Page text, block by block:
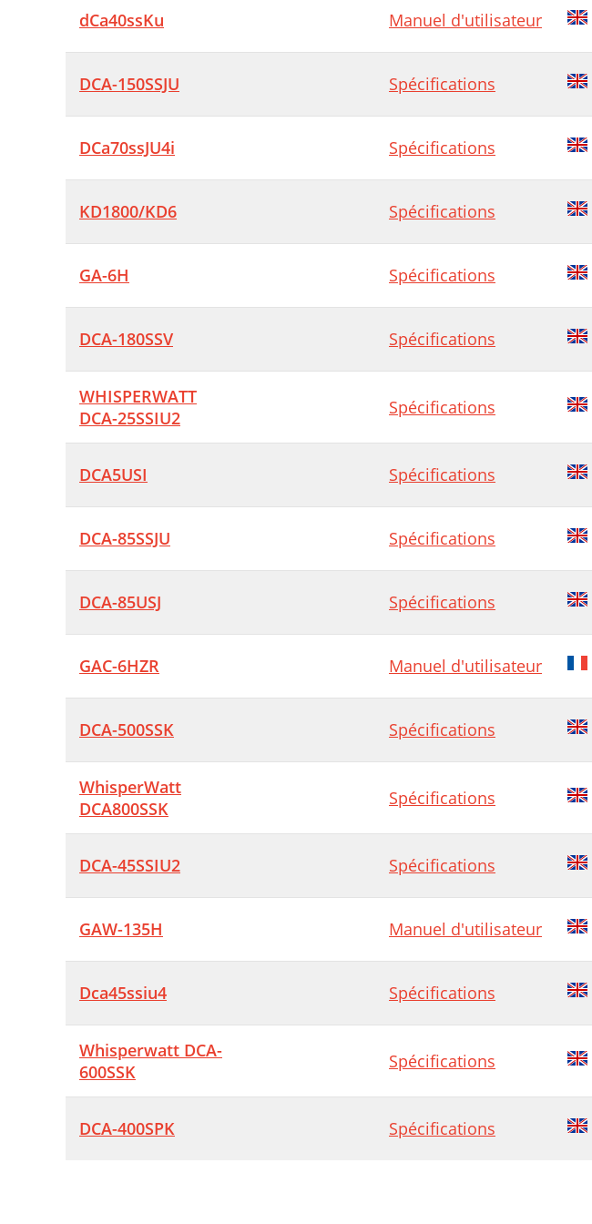
dCa40ssKu Manuel d'utilisateur
DCA-150SSJU Spécifications
DCa70ssJU4i Spécifications
KD1800/KD6 Spécifications
GA-6H Spécifications
DCA-180SSV Spécifications
WHISPERWATT
DCA-25SSIU2
Spécifications
DCA5USI Spécifications
DCA-85SSJU Spécifications
DCA-85USJ Spécifications
GAC-6HZR Manuel d'utilisateur
DCA-500SSK Spécifications
WhisperWatt
DCA800SSK
Spécifications
DCA-45SSIU2 Spécifications
GAW-135H Manuel d'utilisateur
Dca45ssiu4 Spécifications
Whisperwatt DCA-
600SSK
Spécifications
DCA-400SPK Spécifications